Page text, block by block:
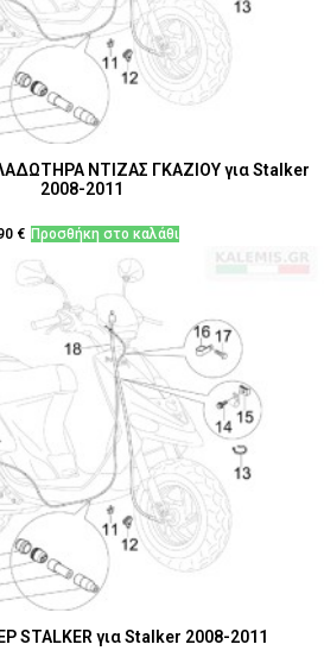
ΝΤΙΖΑΣ ΓΚΑΖΙΟΥ για Stalker
2008-2011
€ Προσθήκη στο καλάθι
STALKER για Stalker 2008-2011